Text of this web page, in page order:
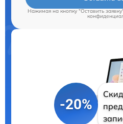
Нажимая на кнопку "Оставить
-20%